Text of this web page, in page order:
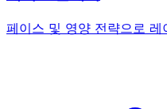
페이스 및 영양 전략으로